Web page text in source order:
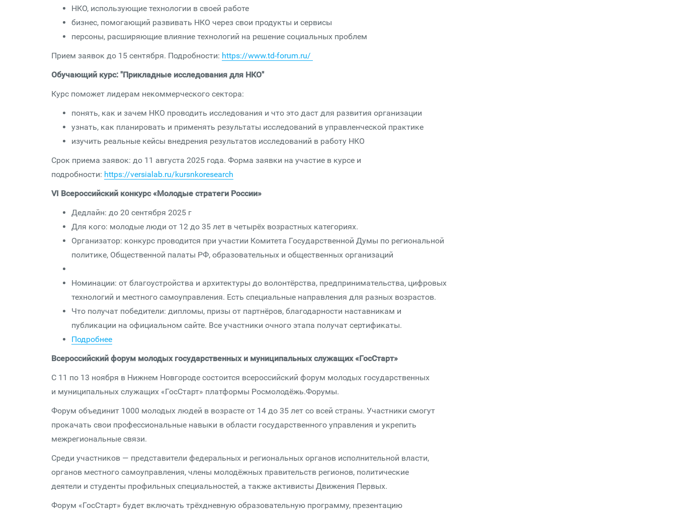
НКО, использующие технологии в своей работе
бизнес, помогающий развивать НКО через свои продукты и сервисы
персоны, расширяющие влияние технологий на решение социальных проблем
Прием заявок до 15 сентября. Подробности: https://www.td-forum.ru/
Обучающий курс: "Прикладные исследования для НКО"
Курс поможет лидерам некоммерческого сектора:
понять, как и зачем НКО проводить исследования и что это даст для развития организации
узнать, как планировать и применять результаты исследований в управленческой практике
изучить реальные кейсы внедрения результатов исследований в работу НКО
Срок приема заявок: до 11 августа 2025 года. Форма заявки на участие в курсе и
подробности: https://versialab.ru/kursnkoresearch
VI Всероссийский конкурс «Молодые стратеги России»
Дедлайн: до 20 сентября 2025 г
Для кого: молодые люди от 12 до 35 лет в четырёх возрастных категориях.
Организатор: конкурс проводится при участии Комитета Государственной Думы по региональной
политике, Общественной палаты РФ, образовательных и общественных организаций
Номинации: от благоустройства и архитектуры до волонтёрства, предпринимательства, цифровых
технологий и местного самоуправления. Есть специальные направления для разных возрастов.
Что получат победители: дипломы, призы от партнёров, благодарности наставникам и
публикации на официальном сайте. Все участники очного этапа получат сертификаты.
Подробнее
Всероссийский форум молодых государственных и муниципальных служащих «ГосСтарт»
С 11 по 13 ноября в Нижнем Новгороде состоится всероссийский форум молодых государственных
и муниципальных служащих «ГосСтарт» платформы Росмолодёжь.Форумы.
Форум объединит 1000 молодых людей в возрасте от 14 до 35 лет со всей страны. Участники смогут
прокачать свои профессиональные навыки в области государственного управления и укрепить
межрегиональные связи.
Среди участников — представители федеральных и региональных органов исполнительной власти,
органов местного самоуправления, члены молодёжных правительств регионов, политические
деятели и студенты профильных специальностей, а также активисты Движения Первых.
Форум «ГосСтарт» будет включать трёхдневную образовательную программу, презентацию